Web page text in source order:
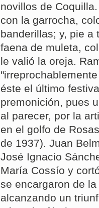
novillos de
con la garrocha,
banderillas; y, pie a
faena de muleta,
le valió la oreja.
éste el último
premonición, pues
al parecer, por la
en el golfo de
de 1937). Juan
José Ignacio
María Cossío y
se encargaron de
alcanzando un